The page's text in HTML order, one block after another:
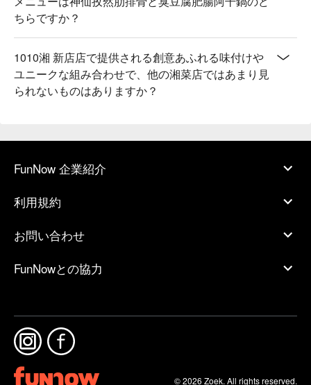
ちらですか？
1010湘 新店店で提供される創意あふれる味付けや
ユニークな組み合わせで、他の湘菜店ではあまり見
られないものはありますか？
FunNow 企業紹介
利用規約
お問い合わせ
FunNowとの協力
© 2026 Zoek. All rights reserved.